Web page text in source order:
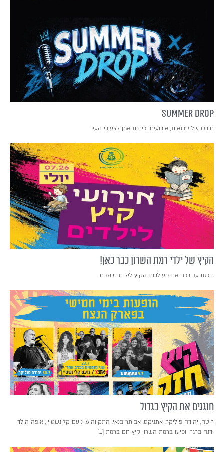
SUMMER DROP
חודש של סדנאות, אירועים וכיתות אמן לצעירי העיר
הקיץ של ילדי רמת השרון כבר כאן!
ריכזנו עבורכם את פעילויות הקיץ לילדים שלכם.
חוגגים את הקיץ בגדול
ריטה, יהודה פוליקר, אתניקס, אביתר בנאי, התקווה 6, נועם קלינשטיין, איפה הילד
ודנה ברגר יופיעו ברמת השרון קיץ חם ברמת […]